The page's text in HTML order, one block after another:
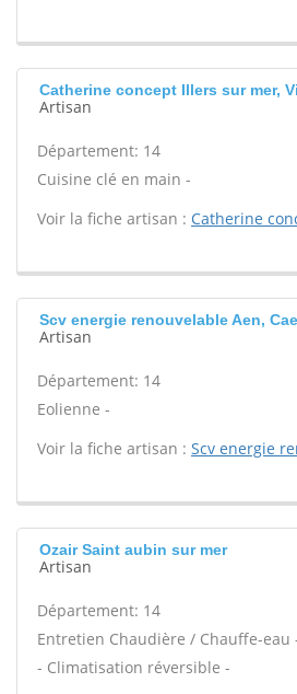
Catherine concept Illers sur mer,
Artisan
Département: 14
Cuisine clé en main -
Voir la fiche artisan : Catherine
Scv energie renouvelable Aen,
Artisan
Département: 14
Eolienne -
Voir la fiche artisan : Scv energie
Ozair Saint aubin sur mer
Artisan
Département: 14
Entretien Chaudière / Chauffe-eau
- Climatisation réversible -